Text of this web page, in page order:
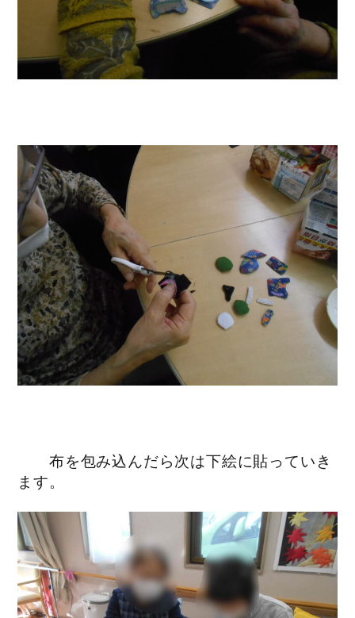
布を包み込んだら次は下絵に貼っていき
ます。